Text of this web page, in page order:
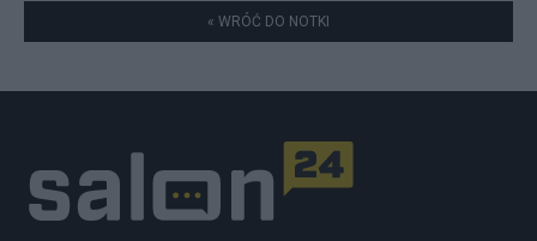
« WRÓĆ DO NOTKI